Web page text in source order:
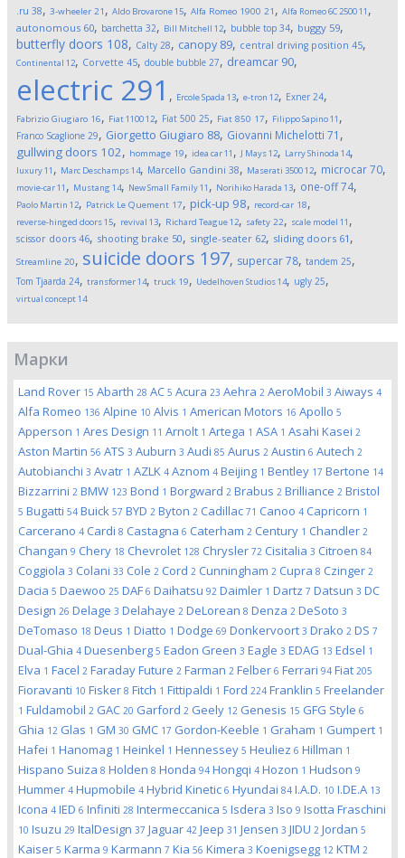
.ru 38, 3-wheeler 21 , Aldo Brovarone15, Alfa Romeo 1900 21 , Alfa Romeo 6C 250011 ,
autonomous 60, barchetta 32, Bill Mitchell 12, bubble top 34, buggy 59,
butterfly doors 108, Calty 28, canopy 89, central driving position 45,
Continental 12, Corvette 45, double bubble 27, dreamcar 90,
electric 291 , Ercole Spada 13, e-tron 12, Exner 24,
Fabrizio Giugiaro 16, Fiat 110012, Fiat 500 25, Fiat 850 17, Filippo Sapino11 ,
Franco Scaglione 29, Giorgetto Giugiaro 88, Giovanni Michelotti 71 ,
gullwing doors 102, hommage 19, idea car11 , J Mays12, Larry Shinoda 14,
luxury11 , Marc Deschamps14, Marcello Gandini 38, Maserati 350012, microcar70,
movie-car11 , Mustang 14, New Small Family11 , Norihiko Harada 13, one-off74,
Paolo Martin 12, Patrick Le Quement 17, pick-up 98, record-car 18,
reverse-hinged doors15, revival 13, Richard Teague12, safety 22, scale model 11 ,
scissor doors 46, shooting brake 50, single-seater 62, sliding doors 61 ,
Streamline 20, suicide doors 197, supercar78, tandem 25,
Tom Tjaarda 24, transformer14, truck 19, Uedelhoven Studios14, ugly 25,
virtual concept14
Марки
Land Rover 15 Abarth 28 AC 5 Acura 23 Aehra 2 AeroMobil 3 Aiways 4
Alfa Romeo 136 Alpine 10 Alvis 1 American Motors 16 Apollo 5
Apperson 1 Ares Design 11 Arnolt 1 Artega 1 ASA 1 Asahi Kasei 2
Aston Martin 56 ATS 3 Auburn 3 Audi 85 Aurus 2 Austin 6 Autech 2
Autobianchi 3 Avatr 1 AZLK 4 Aznom 4 Beijing 1 Bentley 17 Bertone 14
Bizzarrini 2 BMW 123 Bond 1 Borgward 2 Brabus 2 Brilliance 2 Bristol
5 Bugatti 54 Buick 57 BYD 2 Byton 2 Cadillac 71 Canoo 4 Capricorn 1
Carcerano 4 Cardi 8 Castagna 6 Caterham 2 Century 1 Chandler 2
Changan 9 Chery 18 Chevrolet 128 Chrysler 72 Cisitalia 3 Citroen 84
Coggiola 3 Colani 33 Cole 2 Cord 2 Cunningham 2 Cupra 8 Czinger 2
Dacia 5 Daewoo 25 DAF 6 Daihatsu 92 Daimler 1 Dartz 7 Datsun 3 DC
Design 26 Delage 3 Delahaye 2 DeLorean 8 Denza 2 DeSoto 3
DeTomaso 18 Deus 1 Diatto 1 Dodge 69 Donkervoort 3 Drako 2 DS 7
Dual-Ghia 4 Duesenberg 5 Eadon Green 3 Eagle 3 EDAG 13 Edsel 1
Elva 1 Facel 2 Faraday Future 2 Farman 2 Felber 6 Ferrari 94 Fiat 205
Fioravanti 10 Fisker 8 Fitch 1 Fittipaldi 1 Ford 224 Franklin 5 Freelander
1 Fuldamobil 2 GAC 20 Garford 2 Geely 12 Genesis 15 GFG Style 6
Ghia 12 Glas 1 GM 30 GMC 17 Gordon-Keeble 1 Graham 1 Gumpert 1
Hafei 1 Hanomag 1 Heinkel 1 Hennessey 5 Heuliez 6 Hillman 1
Hispano Suiza 8 Holden 8 Honda 94 Hongqi 4 Hozon 1 Hudson 9
Hummer 4 Hupmobile 4 Hybrid Kinetic 6 Hyundai 84 I.A.D. 10 I.DE.A 13
Icona 4 IED 6 Infiniti 28 Intermeccanica 5 Isdera 3 Iso 9 Isotta Fraschini
10 Isuzu 29 ItalDesign 37 Jaguar 42 Jeep 31 Jensen 3 JIDU 2 Jordan 5
Kaiser 5 Karma 9 Karmann 7 Kia 56 Kimera 3 Koenigsegg 12 KTM 2